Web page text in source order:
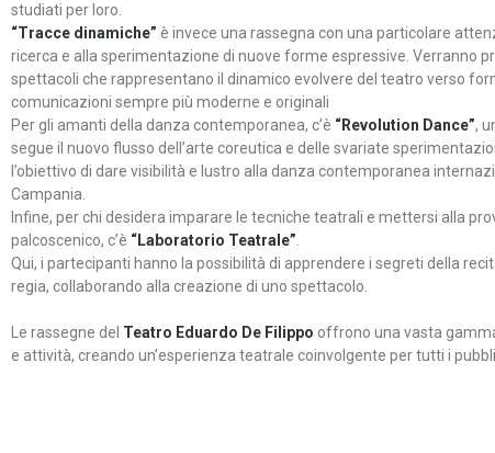
studiati per loro.
“Tracce dinamiche” è invece una rassegna con una particolare
ricerca e alla sperimentazione di nuove forme espressive. Verranno
spettacoli che rappresentano il dinamico evolvere del teatro verso
comunicazioni sempre più moderne e originali
Per gli amanti della danza contemporanea, c’è “Revolution Dance”,
segue il nuovo flusso dell’arte coreutica e delle svariate
l’obiettivo di dare visibilità e lustro alla danza contemporanea
Campania.
Infine, per chi desidera imparare le tecniche teatrali e mettersi alla
palcoscenico, c’è “Laboratorio Teatrale”
Qui, i partecipanti hanno la possibilità di apprendere i segreti della
regia, collaborando alla creazione di uno spettacolo.
Le rassegne del Teatro Eduardo De Filippo offrono una vasta
e attività, creando un’esperienza teatrale coinvolgente per tutti i